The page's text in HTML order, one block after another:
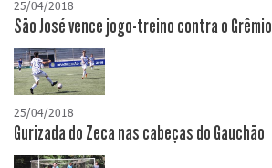
25/04/2018
São José vence jogo-treino contra o Grêmio
25/04/2018
Gurizada do Zeca nas cabeças do Gauchão